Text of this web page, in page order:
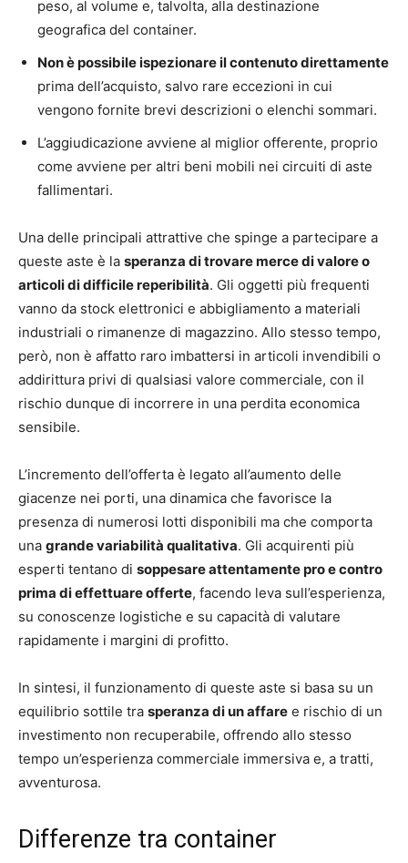
peso, al volume e, talvolta, alla destinazione
geografica del container.
Non è possibile ispezionare il contenuto direttamente
prima dell’acquisto, salvo rare eccezioni in cui
vengono fornite brevi descrizioni o elenchi sommari.
L’aggiudicazione avviene al miglior offerente, proprio
come avviene per altri beni mobili nei circuiti di aste
fallimentari.
Una delle principali attrattive che spinge a partecipare a
queste aste è la speranza di trovare merce di valore o
articoli di difficile reperibilità. Gli oggetti più frequenti
vanno da stock elettronici e abbigliamento a materiali
industriali o rimanenze di magazzino. Allo stesso tempo,
però, non è affatto raro imbattersi in articoli invendibili o
addirittura privi di qualsiasi valore commerciale, con il
rischio dunque di incorrere in una perdita economica
sensibile.
L’incremento dell’offerta è legato all’aumento delle
giacenze nei porti, una dinamica che favorisce la
presenza di numerosi lotti disponibili ma che comporta
una grande variabilità qualitativa. Gli acquirenti più
esperti tentano di soppesare attentamente pro e contro
prima di effettuare offerte, facendo leva sull’esperienza,
su conoscenze logistiche e su capacità di valutare
rapidamente i margini di profitto.
In sintesi, il funzionamento di queste aste si basa su un
equilibrio sottile tra speranza di un affare e rischio di un
investimento non recuperabile, offrendo allo stesso
tempo un’esperienza commerciale immersiva e, a tratti,
avventurosa.
Differenze tra container